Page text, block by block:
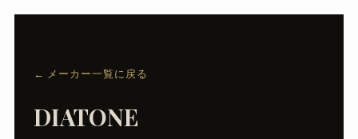
← メーカー一覧に戻る
DIATONE